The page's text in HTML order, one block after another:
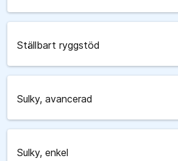
Ställbart ryggstöd
Sulky, avancerad
Sulky, enkel